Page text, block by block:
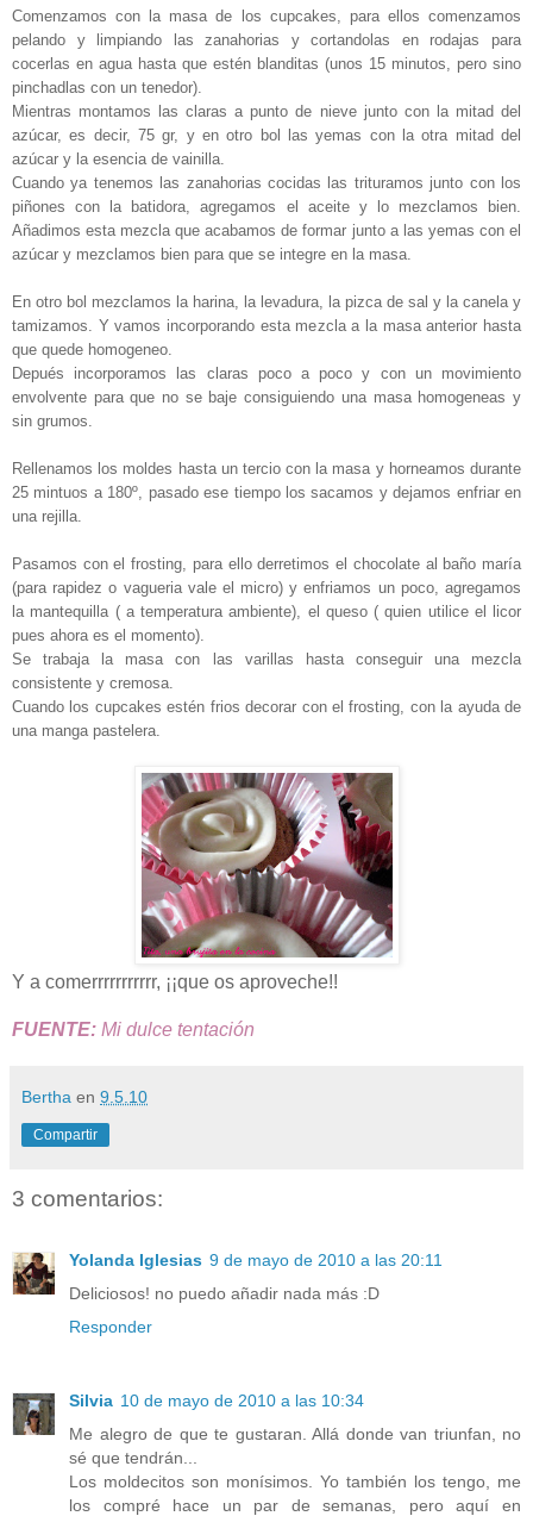
Comenzamos con la masa de los cupcakes, para ellos comenzamos
pelando y limpiando las zanahorias y cortandolas en rodajas para
cocerlas en agua hasta que estén blanditas (unos 15 minutos, pero sino
pinchadlas con un tenedor).
Mientras montamos las claras a punto de nieve junto con la mitad del
azúcar, es decir, 75 gr, y en otro bol las yemas con la otra mitad del
azúcar y la esencia de vainilla.
Cuando ya tenemos las zanahorias cocidas las trituramos junto con los
piñones con la batidora, agregamos el aceite y lo mezclamos bien.
Añadimos esta mezcla que acabamos de formar junto a las yemas con el
azúcar y mezclamos bien para que se integre en la masa.
En otro bol mezclamos la harina, la levadura, la pizca de sal y la canela y
tamizamos. Y vamos incorporando esta mezcla a la masa anterior hasta
que quede homogeneo.
Depués incorporamos las claras poco a poco y con un movimiento
envolvente para que no se baje consiguiendo una masa homogeneas y
sin grumos.
Rellenamos los moldes hasta un tercio con la masa y horneamos durante
25 mintuos a 180º, pasado ese tiempo los sacamos y dejamos enfriar en
una rejilla.
Pasamos con el frosting, para ello derretimos el chocolate al baño maría
(para rapidez o vagueria vale el micro) y enfriamos un poco, agregamos
la mantequilla ( a temperatura ambiente), el queso ( quien utilice el licor
pues ahora es el momento).
Se trabaja la masa con las varillas hasta conseguir una mezcla
consistente y cremosa.
Cuando los cupcakes estén frios decorar con el frosting, con la ayuda de
una manga pastelera.
Y a comerrrrrrrrrrr, ¡¡que os aproveche!!
FUENTE: Mi dulce tentación
Bertha en 9.5.10
Compartir
3 comentarios:
Yolanda Iglesias 9 de mayo de 2010 a las 20:11
Deliciosos! no puedo añadir nada más :D
Responder
Silvia 10 de mayo de 2010 a las 10:34
Me alegro de que te gustaran. Allá donde van triunfan, no
sé que tendrán...
Los moldecitos son monísimos. Yo también los tengo, me
los compré hace un par de semanas, pero aquí en